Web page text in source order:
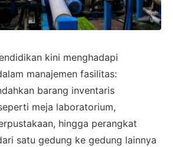
kini menghadapi
manajemen fasilitas:
barang inventaris
meja laboratorium,
hingga perangkat
satu gedung ke gedung lainnya